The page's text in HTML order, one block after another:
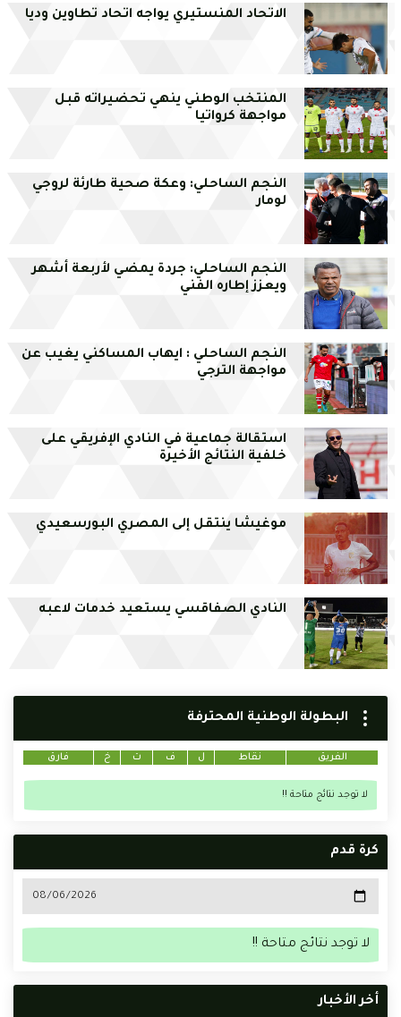
الاتحاد المنستيري يواجه اتحاد تطاوين وديا
المنتخب الوطني ينهي تحضيراته قبل
مواجهة كرواتيا
النجم الساحلي: وعكة صحية طارئة لروجي
لومار
النجم الساحلي: جردة يمضي لأربعة أشهر
ويعزز إطاره الفني
النجم الساحلي : ايهاب المساكني يغيب عن
مواجهة الترجي
استقالة جماعية في النادي الإفريقي على
خلفية النتائج الأخيرة
موغيشا ينتقل إلى المصري البورسعيدي
النادي الصفاقسي يستعيد خدمات لاعبه
البطولة الوطنية المحترفة
الفريق نقاط ل ف ت خ فارق
لا توجد نتائج متاحة !!
كرة قدم
لا توجد نتائج متاحة !!
أخر الأخبار